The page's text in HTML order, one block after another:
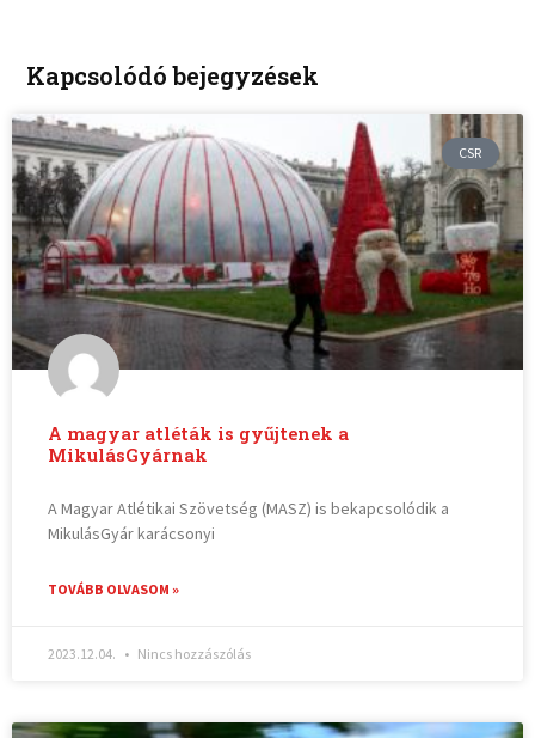
Kapcsolódó bejegyzések
CSR
A magyar atléták is gyűjtenek a
MikulásGyárnak
A Magyar Atlétikai Szövetség (MASZ) is bekapcsolódik a
MikulásGyár karácsonyi
TOVÁBB OLVASOM »
2023.12.04. Nincs hozzászólás